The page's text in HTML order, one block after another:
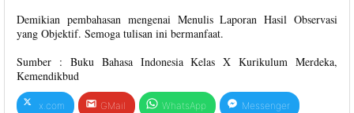
Demikian pembahasan mengenai Menulis Laporan Hasil Observasi
yang Objektif. Semoga tulisan ini bermanfaat.
Sumber : Buku Bahasa Indonesia Kelas X Kurikulum Merdeka,
Kemendikbud
x.com GMail WhatsApp Messenger